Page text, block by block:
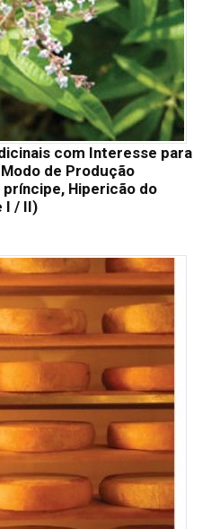
com Interesse para
de Produção
Hipericão do
I / II)